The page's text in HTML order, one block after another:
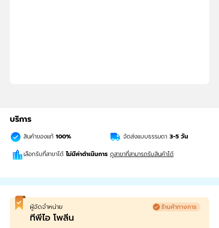
บริการ
สินค้าของแท้ 100% จัดส่งแบบธรรมดา 3-5 วัน
เลือกรับที่สาขาได้ ไม่มีค่าดำเนินการ ดูสาขาที่สามารถรับสินค้าได้
ผู้จัดจำหน่าย ร้านค้าทางการ
ทีพีไอ โพลีน